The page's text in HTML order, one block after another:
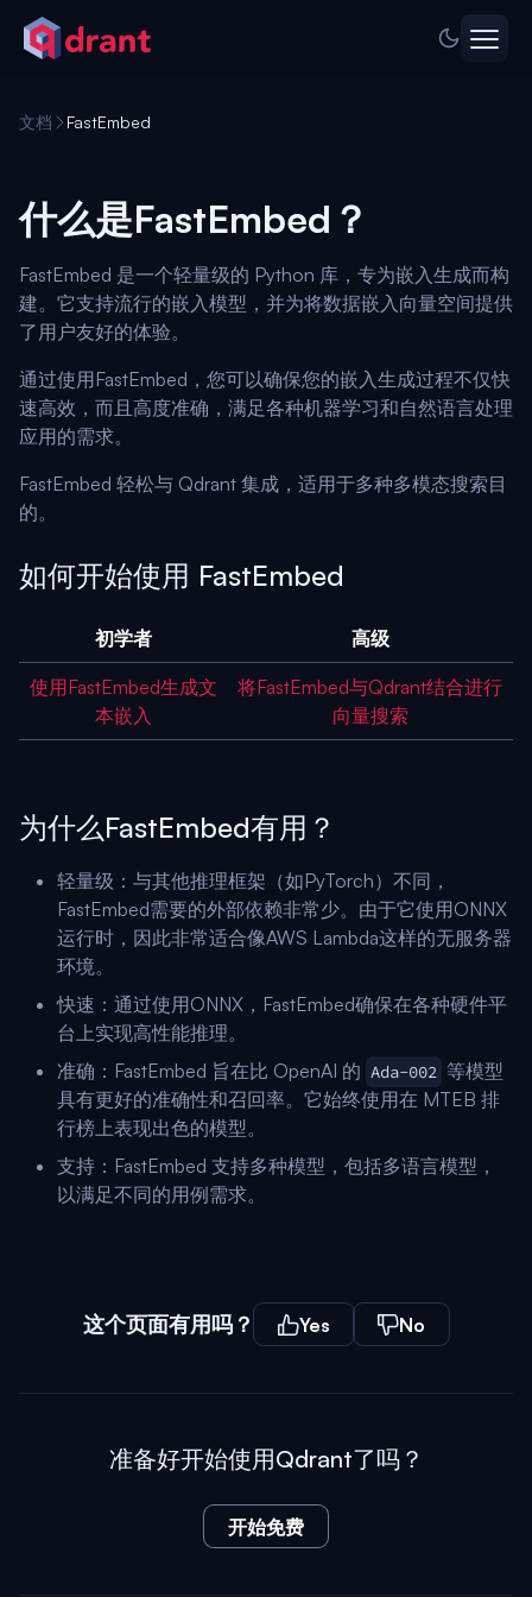
文档 FastEmbed
什么是FastEmbed？
FastEmbed 是一个轻量级的 Python 库，专为嵌入生成而构
建。它支持流行的嵌入模型，并为将数据嵌入向量空间提供
了用户友好的体验。
通过使用FastEmbed，您可以确保您的嵌入生成过程不仅快
速高效，而且高度准确，满足各种机器学习和自然语言处理
应用的需求。
FastEmbed 轻松与 Qdrant 集成，适用于多种多模态搜索目
的。
如何开始使用 FastEmbed
初学者 高级
使用FastEmbed生成文
本嵌入
将FastEmbed与Qdrant结合进行
向量搜索
为什么FastEmbed有用？
轻量级：与其他推理框架（如PyTorch）不同，
FastEmbed需要的外部依赖非常少。由于它使用ONNX
运行时，因此非常适合像AWS Lambda这样的无服务器
环境。
快速：通过使用ONNX，FastEmbed确保在各种硬件平
台上实现高性能推理。
准确：FastEmbed 旨在比 OpenAI 的 Ada-002 等模型
具有更好的准确性和召回率。它始终使用在 MTEB 排
行榜上表现出色的模型。
支持：FastEmbed 支持多种模型，包括多语言模型，
以满足不同的用例需求。
这个页面有用吗？ Yes No
准备好开始使用Qdrant了吗？
开始免费